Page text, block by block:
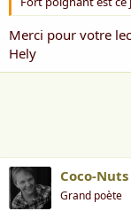
Merci pour votre
Hely
Coco-Nuts
Grand poète